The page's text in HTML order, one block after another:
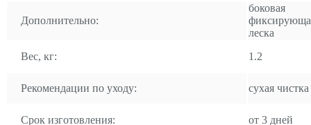
Дополнительно:
боковая
леска
Вес, кг:
1.2
Рекомендации по уходу: сухая чистка
Срок изготовления: от 3 дней